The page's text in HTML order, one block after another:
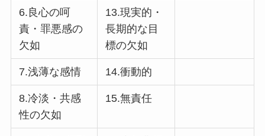
6.良心の呵
責・罪悪感の
欠如
13.現実的・
長期的な目
標の欠如
7.浅薄な感情 14.衝動的
8.冷淡・共感
性の欠如
15.無責任